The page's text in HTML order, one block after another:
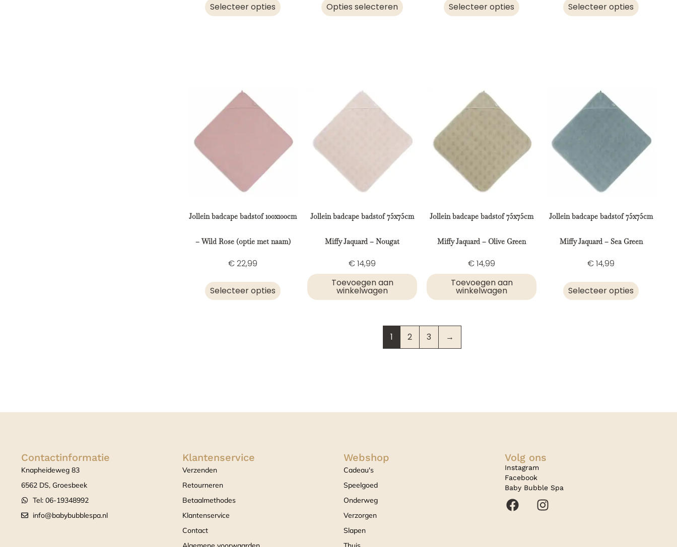
Selecteer opties
Opties selecteren
Selecteer opties
Selecteer opties
Jollein badcape badstof 100x100cm
– Wild Rose (optie met naam)
€22,99
Selecteer opties
Jollein badcape badstof 75x75cm
Miffy Jaquard – Nougat
€14,99
Toevoegen aan
winkelwagen
Jollein badcape badstof 75x75cm
Miffy Jaquard – Olive Green
€14,99
Toevoegen aan
winkelwagen
Jollein badcape badstof 75x75cm
Miffy Jaquard – Sea Green
€14,99
Selecteer opties
1 2 3 →
Contactinformatie
Knapheideweg 83
6562 DS, Groesbeek
Tel: 06-19348992
info@babybubblespa.nl
Klantenservice
Verzenden
Retourneren
Betaalmethodes
Klantenservice
Contact
Webshop
Cadeau's
Speelgoed
Onderweg
Verzorgen
Slapen
Volg ons
Instagram
Facebook
Baby Bubble Spa